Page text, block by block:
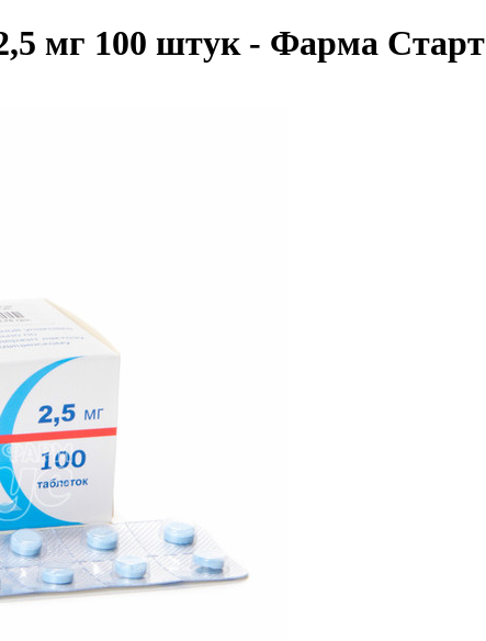
мг 100 штук - Фарма Старт